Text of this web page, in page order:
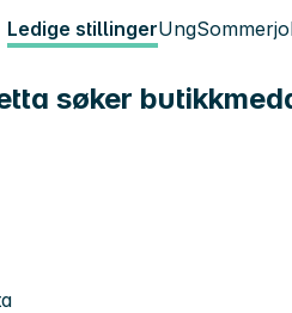
Ledige stillingerUng
søker